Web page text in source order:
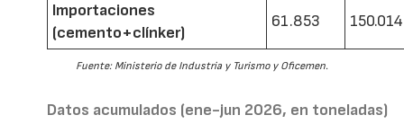
Importaciones
(cemento+clínker)
61.853 150.014
Fuente: Ministerio de Industria y Turismo y Oficemen.
Datos acumulados (ene-jun 2026, en toneladas)